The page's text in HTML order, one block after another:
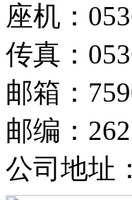
座机：
传真：
邮箱：
邮编：
公司地址